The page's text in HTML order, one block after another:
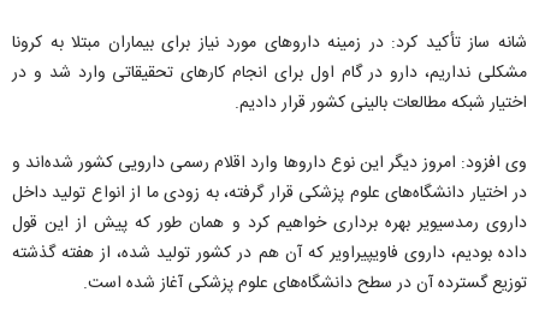
شانه ساز تأکید کرد: در زمینه داروهای مورد نیاز برای بیماران مبتلا به کرونا
مشکلی نداریم، دارو در گام اول برای انجام کارهای تحقیقاتی وارد شد و در
اختیار شبکه مطالعات بالینی کشور قرار دادیم.
وی افزود: امروز دیگر این نوع داروها وارد اقلام رسمی دارویی کشور شده‌اند و
در اختیار دانشگاه‌های علوم پزشکی قرار گرفته، به زودی ما از انواع تولید داخل
داروی رمدسیویر بهره برداری خواهیم کرد و همان طور که پیش از این قول
داده بودیم، داروی فاویپیراویر که آن هم در کشور تولید شده، از هفته گذشته
توزیع گسترده آن در سطح دانشگاه‌های علوم پزشکی آغاز شده است.